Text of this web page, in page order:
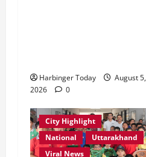
Harbinger Today
August 5,
2026
0
City Highlight
National
Uttarakhand
Viral News